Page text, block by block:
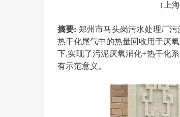
（上
摘要: 郑州市马头岗污水处理厂
热干化尾气中的热量回收用于厌
下,实现了污泥厌氧消化+热干化
有示范意义。